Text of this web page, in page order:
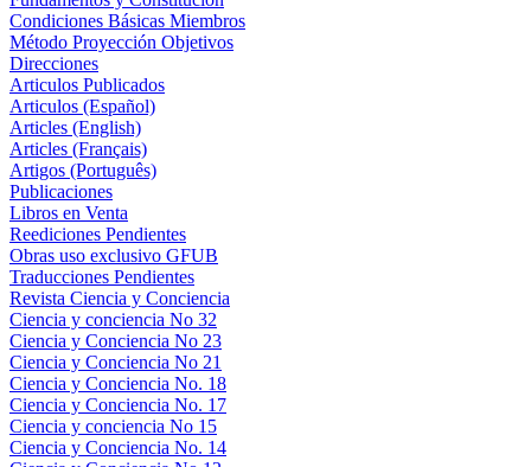
Condiciones Básicas Miembros
Método Proyección Objetivos
Direcciones
Articulos Publicados
Articulos (Español)
Articles (English)
Articles (Français)
Artigos (Português)
Publicaciones
Libros en Venta
Reediciones Pendientes
Obras uso exclusivo GFUB
Traducciones Pendientes
Revista Ciencia y Conciencia
Ciencia y conciencia No 32
Ciencia y Conciencia No 23
Ciencia y Conciencia No 21
Ciencia y Conciencia No. 18
Ciencia y Conciencia No. 17
Ciencia y conciencia No 15
Ciencia y Conciencia No. 14